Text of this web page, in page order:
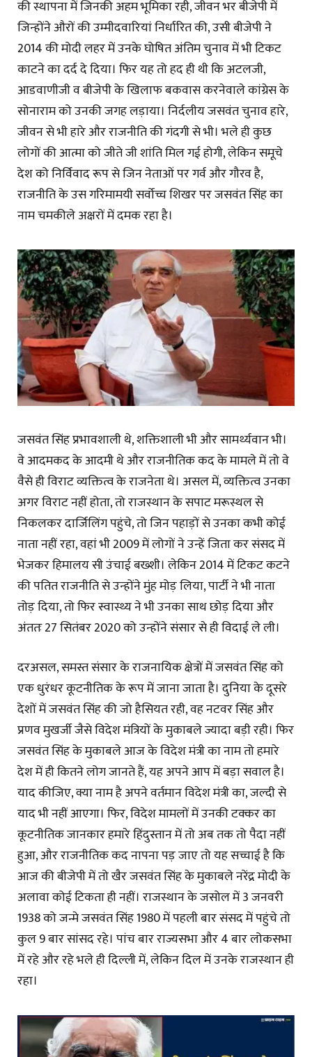
की स्थापना में जिनकी अहम भूमिका रही, जीवन भर बीजेपी में
जिन्होंने औरों की उम्मीदवारियां निर्धारित की, उसी बीजेपी ने
2014 की मोदी लहर में उनके घोषित अंतिम चुनाव में भी टिकट
काटने का दर्द दे दिया। फिर यह तो हद ही थी कि अटलजी,
आडवाणीजी व बीजेपी के खिलाफ बकवास करनेवाले कांग्रेस के
सोनाराम को उनकी जगह लड़ाया। निर्दलीय जसवंत चुनाव हारे,
जीवन से भी हारे और राजनीति की गंदगी से भी। भले ही कुछ
लोगों की आत्मा को जीते जी शांति मिल गई होगी, लेकिन समूचे
देश को निर्विवाद रूप से जिन नेताओं पर गर्व और गौरव है,
राजनीति के उस गरिमामयी सर्वोच्च शिखर पर जसवंत सिंह का
नाम चमकीले अक्षरों में दमक रहा है।
जसवंत सिंह प्रभावशाली थे, शक्तिशाली भी और सामर्थ्यवान भी।
वे आदमकद के आदमी थे और राजनीतिक कद के मामले में तो वे
वैसे ही विराट व्यक्तित्व के राजनेता थे। असल में, व्यक्तित्व उनका
अगर विराट नहीं होता, तो राजस्थान के सपाट मरूस्थल से
निकलकर दार्जिलिंग पहुंचे, तो जिन पहाड़ों से उनका कभी कोई
नाता नहीं रहा, वहां भी 2009 में लोगों ने उन्हें जिता कर संसद में
भेजकर हिमालय सी उंचाई बख्शी। लेकिन 2014 में टिकट कटने
की पतित राजनीति से उन्होंने मुंह मोड़ लिया, पार्टी ने भी नाता
तोड़ दिया, तो फिर स्वास्थ्य ने भी उनका साथ छोड़ दिया और
अंततः 27 सितंबर 2020 को उन्होंने संसार से ही विदाई ले ली।
दरअसल, समस्त संसार के राजनायिक क्षेत्रों में जसवंत सिंह को
एक धुरंधर कूटनीतिक के रूप में जाना जाता है। दुनिया के दूसरे
देशों में जसवंत सिंह की जो हैसियत रही, वह नटवर सिंह और
प्रणव मुखर्जी जैसे विदेश मंत्रियों के मुकाबले ज्यादा बड़ी रही। फिर
जसवंत सिंह के मुकाबले आज के विदेश मंत्री का नाम तो हमारे
देश में ही कितने लोग जानते हैं, यह अपने आप में बड़ा सवाल है।
याद कीजिए, क्या नाम है अपने वर्तमान विदेश मंत्री का, जल्दी से
याद भी नहीं आएगा। फिर, विदेश मामलों में उनकी टक्कर का
कूटनीतिक जानकार हमारे हिंदुस्तान में तो अब तक तो पैदा नहीं
हुआ, और राजनीतिक कद नापना पड़ जाए तो यह सच्चाई है कि
आज की बीजेपी में तो खैर जसवंत सिंह के मुकाबले नरेंद्र मोदी के
अलावा कोई टिकता ही नहीं। राजस्थान के जसोल में 3 जनवरी
1938 को जन्मे जसवंत सिंह 1980 में पहली बार संसद में पहुंचे तो
कुल 9 बार सांसद रहे। पांच बार राज्यसभा और 4 बार लोकसभा
में रहे और रहे भले ही दिल्ली में, लेकिन दिल में उनके राजस्थान ही
रहा।